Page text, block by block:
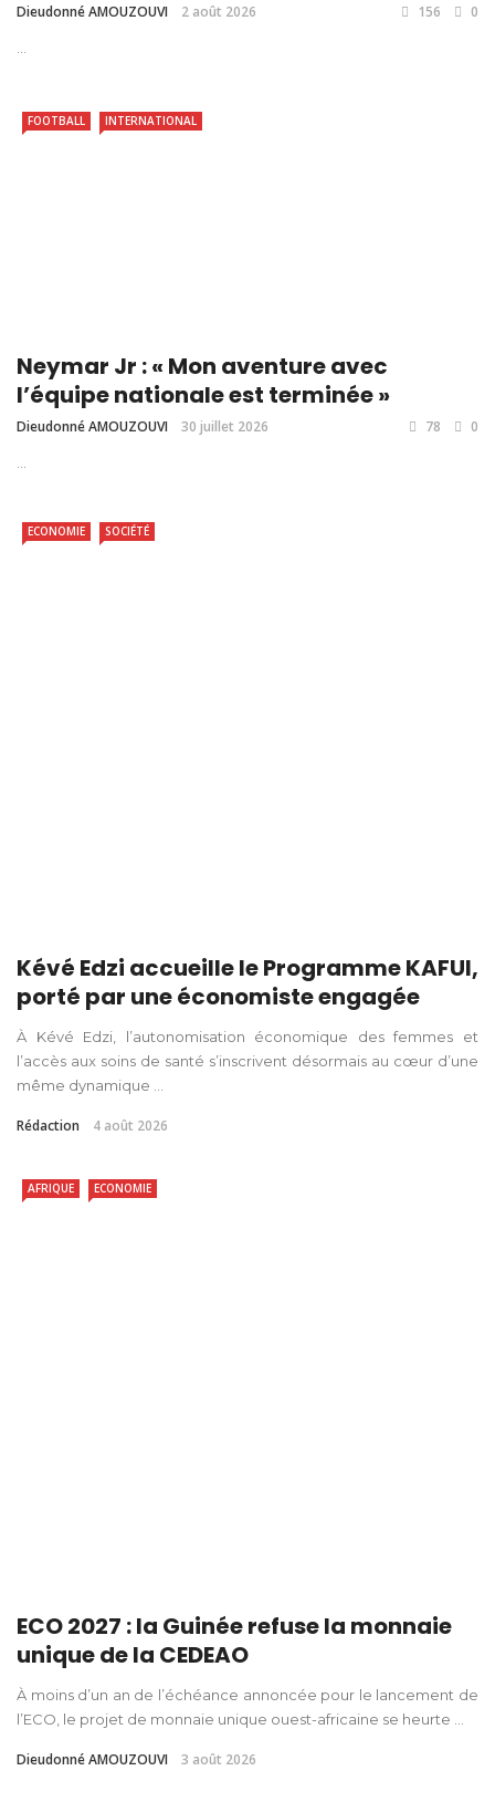
Dieudonné AMOUZOUVI 2 août 2026 156 0
FOOTBALL INTERNATIONAL
Neymar Jr : « Mon aventure avec
l’équipe nationale est terminée »
Dieudonné AMOUZOUVI 30 juillet 2026 78 0
ECONOMIE SOCIÉTÉ
Kévé Edzi accueille le Programme KAFUI,
porté par une économiste engagée
À Kévé Edzi, l’autonomisation économique des femmes et
l’accès aux soins de santé s’inscrivent désormais au cœur d’une
même dynamique ...
Rédaction 4 août 2026
AFRIQUE ECONOMIE
ECO 2027 : la Guinée refuse la monnaie
unique de la CEDEAO
À moins d’un an de l’échéance annoncée pour le lancement de
l’ECO, le projet de monnaie unique ouest-africaine se heurte ...
Dieudonné AMOUZOUVI 3 août 2026